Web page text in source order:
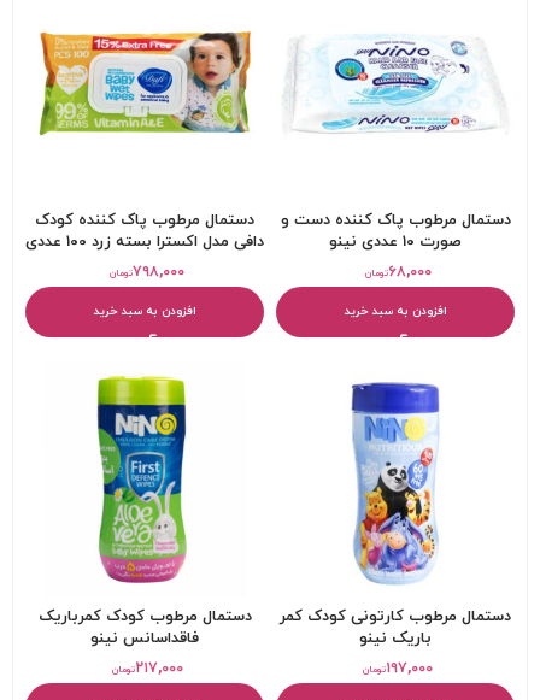
دستمال مرطوب پاک کننده دست و
صورت 10 عددی نینو
تومان۶۸,۰۰۰
افزودن به سبد خرید
دستمال مرطوب پاک کننده کودک
دافی مدل اکسترا بسته زرد 100 عددی
تومان۷۹۸,۰۰۰
افزودن به سبد خرید
دستمال مرطوب کارتونی کودک کمر
باريک نینو
تومان۱۹۷,۰۰۰
دستمال مرطوب کودک کمرباريک
فاقداسانس نینو
تومان۲۱۷,۰۰۰